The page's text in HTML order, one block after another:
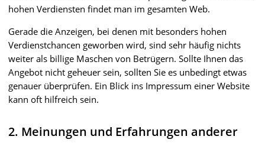
hohen Verdiensten findet man im gesamten Web.
Gerade die Anzeigen, bei denen mit besonders hohen
Verdienstchancen geworben wird, sind sehr häufig nichts
weiter als billige Maschen von Betrügern. Sollte Ihnen das
Angebot nicht geheuer sein, sollten Sie es unbedingt etwas
genauer überprüfen. Ein Blick ins Impressum einer Website
kann oft hilfreich sein.
2. Meinungen und Erfahrungen anderer